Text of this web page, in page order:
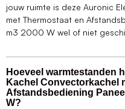
jouw ruimte is deze Auronic
met Thermostaat en
m3 2000 W wel of niet
Hoeveel warmtestanden
Kachel Convectorkachel
Afstandsbediening
W?